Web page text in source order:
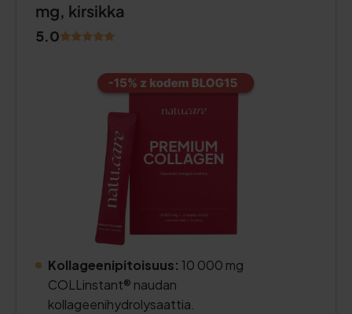
mg, kirsikka
5.0
Kollageenipitoisuus: 10 000 mg
COLLinstant® naudan
kollageenihydrolysaattia.